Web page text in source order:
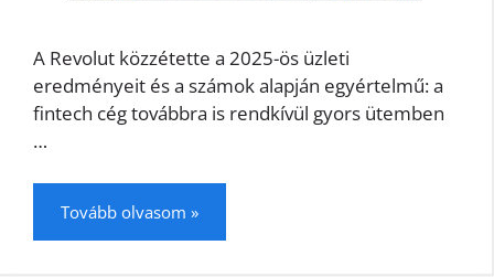
A Revolut közzétette a 2025-ös üzleti
eredményeit és a számok alapján egyértelmű: a
fintech cég továbbra is rendkívül gyors ütemben
…
Tovább olvasom »